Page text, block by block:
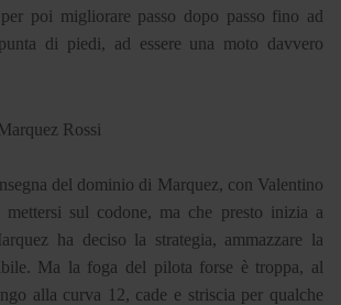
per poi migliorare passo dopo passo fino ad
di piedi, ad essere una moto davvero
del dominio di Marquez, con Valentino
sul codone, ma che presto inizia a
ha deciso la strategia, ammazzare la
Ma la foga del pilota forse è troppa, al
alla curva 12, cade e striscia per qualche